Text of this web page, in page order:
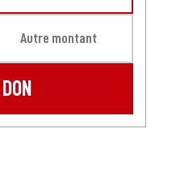
Autre montant